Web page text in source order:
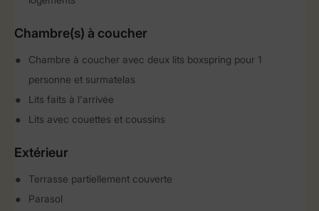
Chambre(s) à coucher
Chambre à coucher avec deux lits boxspring pour 1
personne et surmatelas
Lits faits à l'arrivée
Lits avec couettes et coussins
Extérieur
Terrasse partiellement couverte
Parasol